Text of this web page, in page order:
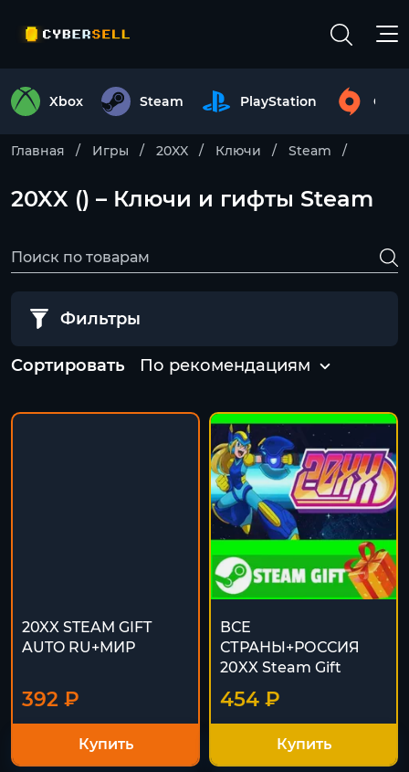
Xbox Steam PlayStation
Главная Игры 20XX Ключи Steam
20XX () – Ключи и гифты Steam
Фильтры
Сортировать По рекомендациям
20XX STEAM GIFT
AUTO RU+МИР
392 ₽
Купить
ВСЕ
СТРАНЫ+РОССИЯ
20XX Steam Gift
454 ₽
Купить